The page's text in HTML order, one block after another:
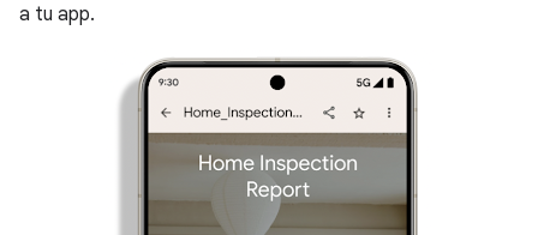
a tu app.